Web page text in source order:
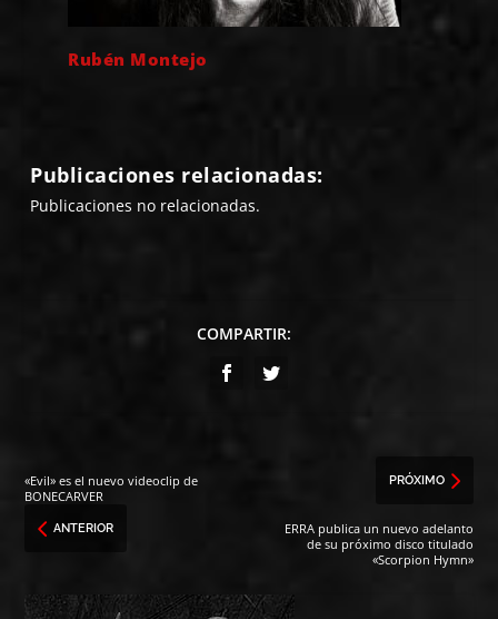
Rubén Montejo
Publicaciones relacionadas:
Publicaciones no relacionadas.
COMPARTIR:
«Evil» es el nuevo videoclip de
BONECARVER
ANTERIOR
PRÓXIMO
ERRA publica un nuevo adelanto
de su próximo disco titulado
«Scorpion Hymn»